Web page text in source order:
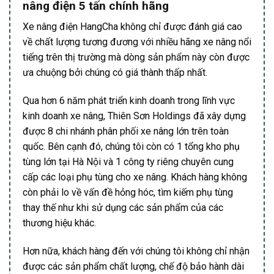
nâng điện 5 tấn chính hãng
Xe nâng điện HangCha không chỉ được đánh giá cao
về chất lượng tương đương với nhiều hãng xe nâng nổi
tiếng trên thị trường mà dòng sản phẩm này còn được
ưa chuộng bởi chúng có giá thành thấp nhất.
Qua hơn 6 năm phát triển kinh doanh trong lĩnh vực
kinh doanh xe nâng, Thiên Sơn Holdings đã xây dựng
được 8 chi nhánh phân phối xe nâng lớn trên toàn
quốc. Bên cạnh đó, chúng tôi còn có 1 tổng kho phụ
tùng lớn tại Hà Nội và 1 công ty riêng chuyên cung
cấp các loại phụ tùng cho xe nâng. Khách hàng không
còn phải lo về vấn đề hỏng hóc, tìm kiếm phụ tùng
thay thế như khi sử dụng các sản phẩm của các
thương hiệu khác.
Hơn nữa, khách hàng đến với chúng tôi không chỉ nhận
được các sản phẩm chất lượng, chế độ bảo hành dài